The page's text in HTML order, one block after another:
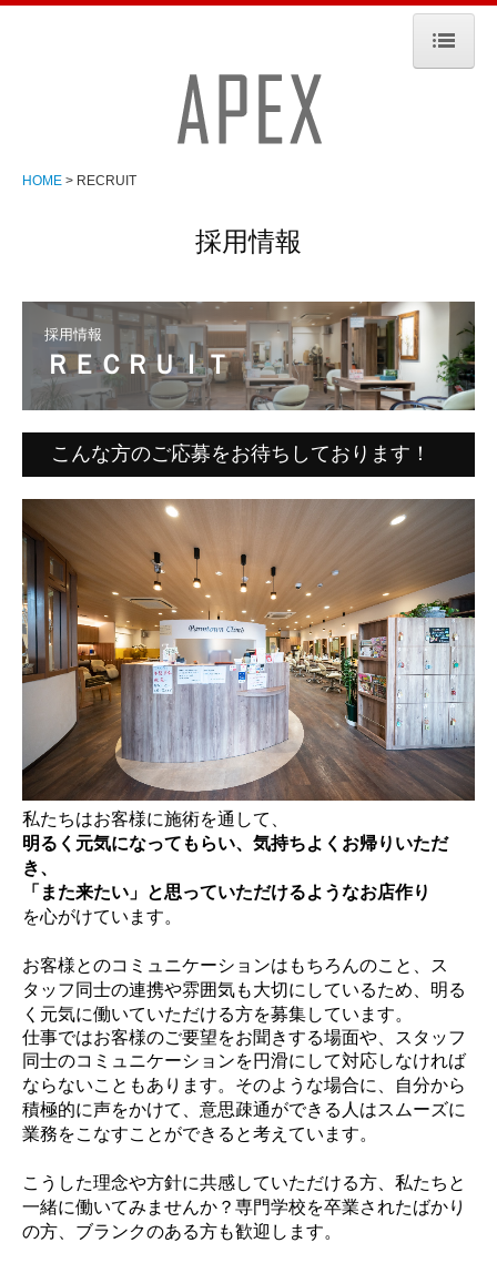
menu
MAHALO
ITEM
menu
RECRUIT
PRIVACY POLICY
HOME RECRUIT
採用情報
採用情報
ＲＥＣＲＵＩＴ
こんな方のご応募をお待ちしております！
私たちはお客様に施術を通して、
明るく元気になってもらい、気持ちよくお帰りいただ
き、
「また来たい」と思っていただけるようなお店作り
を心がけています。
お客様とのコミュニケーションはもちろんのこと、ス
タッフ同士の連携や雰囲気も大切にしているため、明る
く元気に働いていただける方を募集しています。
仕事ではお客様のご要望をお聞きする場面や、スタッフ
同士のコミュニケーションを円滑にして対応しなければ
ならないこともあります。 そのような場合に、自分から
積極的に声をかけて、意思疎通ができる人はスムーズに
業務をこなすことができると考えています。
こうした理念や方針に共感していただける方、私たちと
一緒に働いてみませんか？ 専門学校を卒業されたばかり
の方、ブランクのある方も歓迎します。